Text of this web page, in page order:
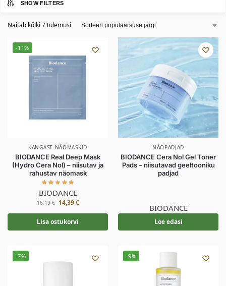
SHOW FILTERS
Näitab kõiki 7 tulemusi
-11%
KANGAST NÄOMASKID
BIODANCE Real Deep Mask
(Hydro Cera Nol) – niisutav ja
rahustav näomask
BIODANCE
16,19€ 14,39€
Lisa ostukorvi
NÄOPADJAD
BIODANCE Cera Nol Gel Toner
Pads – niisutavad geeltooniku
padjad
BIODANCE
Loe edasi
-7% -9%